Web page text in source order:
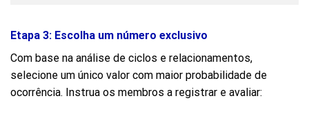
Etapa 3: Escolha um número exclusivo
Com base na análise de ciclos e relacionamentos,
selecione um único valor com maior probabilidade de
ocorrência. Instrua os membros a registrar e avaliar: